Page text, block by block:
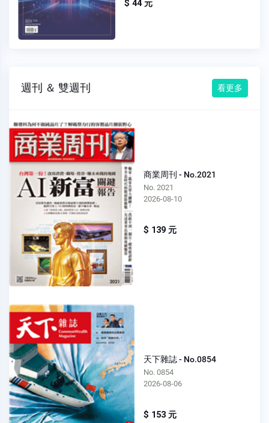
$ 44 元
週刊 ＆ 雙週刊 看更多
商業周刊 - No.2021
No. 2021
2026-08-10
$ 139 元
天下雜誌 - No.0854
No. 0854
2026-08-06
$ 153 元